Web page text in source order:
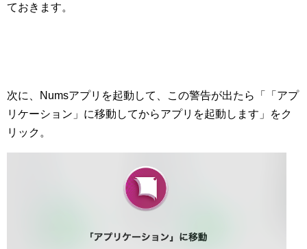
ておきます。
次に、Numsアプリを起動して、この警告が出たら「「アプ
リケーション」に移動してからアプリを起動します」をク
リック。